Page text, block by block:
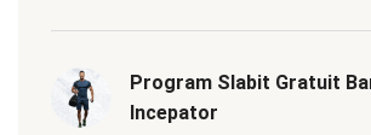
Program Slabit Gratuit
Incepator